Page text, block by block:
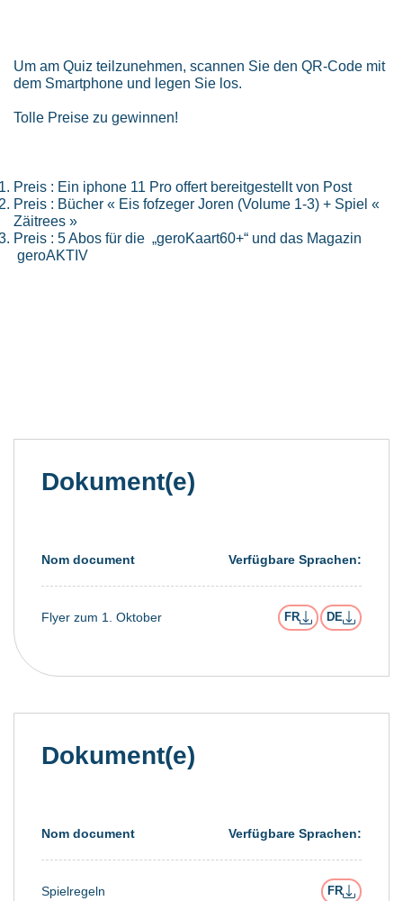
Um am Quiz teilzunehmen, scannen Sie den QR-Code mit
dem Smartphone und legen Sie los.
Tolle Preise zu gewinnen!
Preis : Ein iphone 11 Pro offert bereitgestellt von Post
Preis : Bücher « Eis fofzeger Joren (Volume 1-3) + Spiel «
Zäitrees »
Preis : 5 Abos für die „geroKaart60+“ und das Magazin
geroAKTIV
Dokument(e)
Nom document Verfügbare Sprachen:
Flyer zum 1. Oktober FR DE
Dokument(e)
Nom document Verfügbare Sprachen:
Spielregeln FR